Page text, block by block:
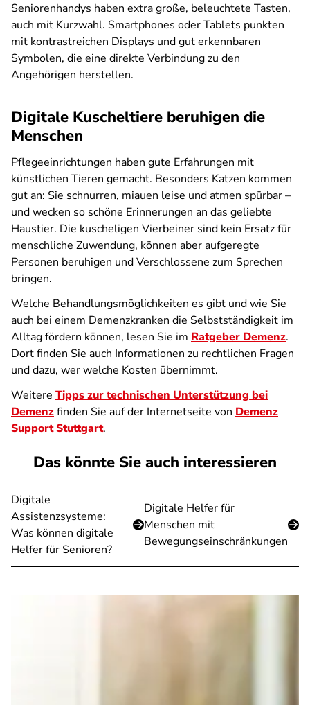
Seniorenhandys haben extra große, beleuchtete Tasten,
auch mit Kurzwahl. Smartphones oder Tablets punkten
mit kontrastreichen Displays und gut erkennbaren
Symbolen, die eine direkte Verbindung zu den
Angehörigen herstellen.
Digitale Kuscheltiere beruhigen die
Menschen
Pflegeeinrichtungen haben gute Erfahrungen mit
künstlichen Tieren gemacht. Besonders Katzen kommen
gut an: Sie schnurren, miauen leise und atmen spürbar –
und wecken so schöne Erinnerungen an das geliebte
Haustier. Die kuscheligen Vierbeiner sind kein Ersatz für
menschliche Zuwendung, können aber aufgeregte
Personen beruhigen und Verschlossene zum Sprechen
bringen.
Welche Behandlungsmöglichkeiten es gibt und wie Sie
auch bei einem Demenzkranken die Selbstständigkeit im
Alltag fördern können, lesen Sie im Ratgeber Demenz.
Dort finden Sie auch Informationen zu rechtlichen Fragen
und dazu, wer welche Kosten übernimmt.
Weitere Tipps zur technischen Unterstützung bei
Demenzfinden Sie auf der Internetseite von Demenz
Support Stuttgart.
Das könnte Sie auch interessieren
Digitale
Assistenzsysteme:
Was können digitale
Helfer für Senioren?
Digitale Helfer für
Menschen mit
Bewegungseinschränkungen